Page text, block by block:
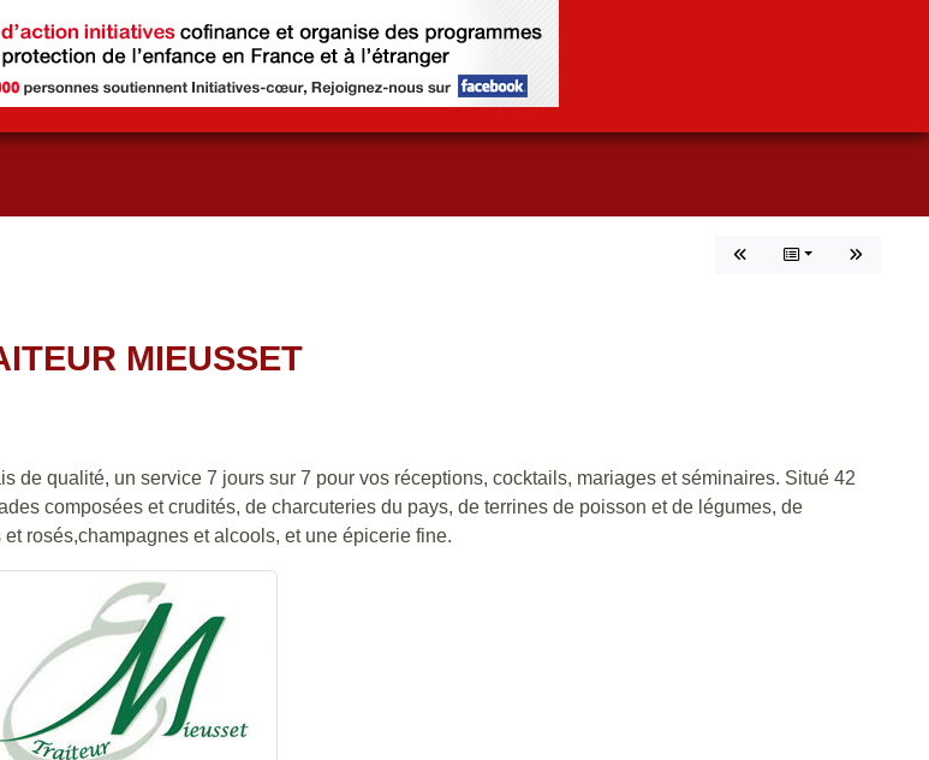
MIEUSSET
de qualité, un service 7 jours sur 7 pour vos réceptions, cocktails, mariages et séminaires. Situé 42
composées et crudités, de charcuteries du pays, de terrines de poisson et de légumes, de
rosés,champagnes et alcools, et une épicerie fine.